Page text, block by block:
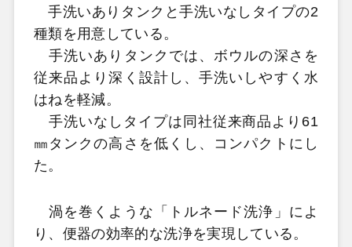
手洗いありタンクと手洗いなしタイプの2
種類を用意している。
手洗いありタンクでは、ボウルの深さを
従来品より深く設計し、手洗いしやすく水
はねを軽減。
手洗いなしタイプは同社従来商品より61
㎜タンクの高さを低くし、コンパクトにし
た。
渦を巻くような「トルネード洗浄」によ
り、便器の効率的な洗浄を実現している。